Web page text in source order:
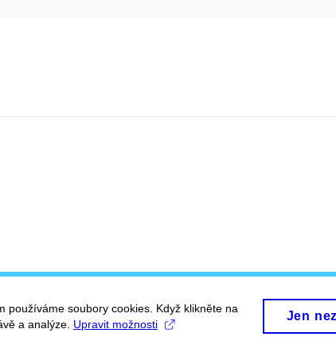
používáme soubory cookies. Když klikněte na
a analýze. Upravit možnosti
Jen